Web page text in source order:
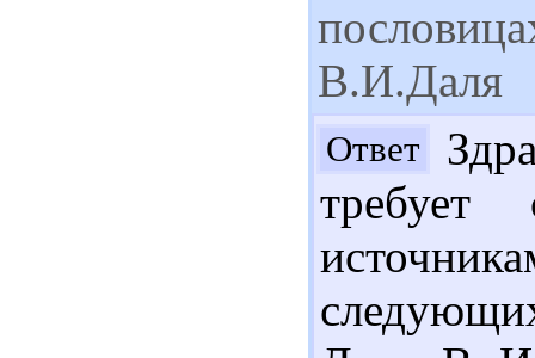
В.И.Даля
Ответ
требует